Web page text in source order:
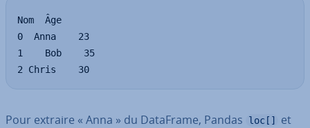
Nom  Âge
0  Anna    23
1    Bob    35
2 Chris    30
Pour extraire « Anna » du DataFrame, Pandas loc[] et